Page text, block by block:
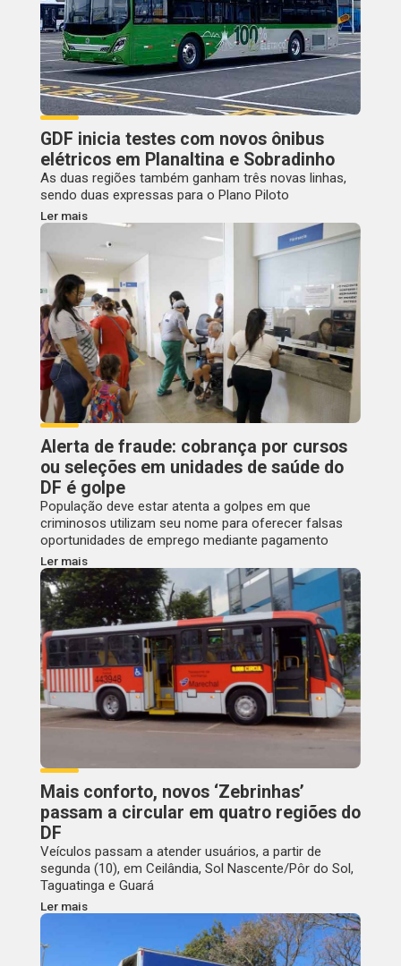
GDF inicia testes com novos ônibus
elétricos em Planaltina e Sobradinho
As duas regiões também ganham três novas linhas,
sendo duas expressas para o Plano Piloto
Ler mais
Alerta de fraude: cobrança por cursos
ou seleções em unidades de saúde do
DF é golpe
População deve estar atenta a golpes em que
criminosos utilizam seu nome para oferecer falsas
oportunidades de emprego mediante pagamento
Ler mais
Mais conforto, novos ‘Zebrinhas’
passam a circular em quatro regiões do
DF
Veículos passam a atender usuários, a partir de
segunda (10), em Ceilândia, Sol Nascente/Pôr do Sol,
Taguatinga e Guará
Ler mais